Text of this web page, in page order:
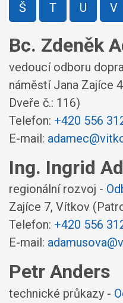
Š T U V
Bc. Zdeněk
vedoucí odboru
náměstí Jana Zajíce
Dveře č.: 116)
Telefon: +420 556
E-mail:
Ing. Ingrid
regionální rozvoj -
Zajíce 7, Vítkov
Telefon: +420 556
E-mail:
Petr Anders
technické průkazy -